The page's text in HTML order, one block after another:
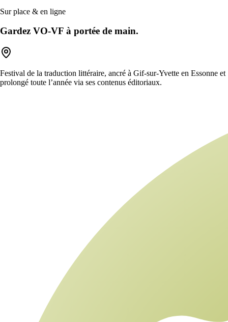
Sur place & en ligne
Gardez VO-VF à portée de main.
Festival de la traduction littéraire, ancré à Gif-sur-Yvette en Essonne et
prolongé toute l’année via ses contenus éditoriaux.